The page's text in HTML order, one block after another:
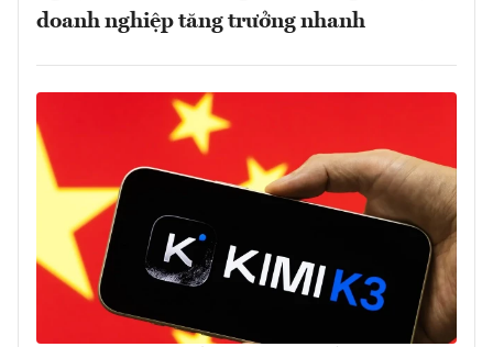
doanh nghiệp tăng trưởng nhanh